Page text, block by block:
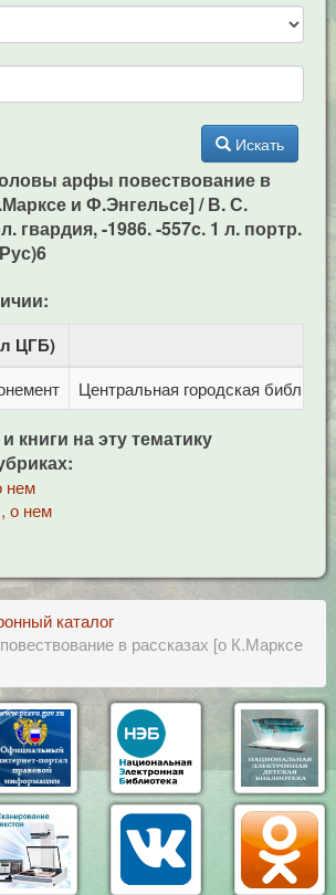
Искать
арфы повествование в
и Ф.Энгельсе] / В. С.
гвардия, -1986. -557c. 1 л. портр.
ЦГБ)
Центральная городская
книги на эту тематику
нем
о нем
каталог
в рассказах [о К.Марксе